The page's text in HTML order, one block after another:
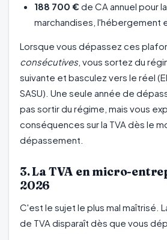
188 700 €de CA annuel pour
marchandises, l'hébergement
Lorsque vous dépassez ces
consécutives, vous sortez du
suivante et basculez vers le réel (EI
SASU). Une seule année de
pas sortir du régime, mais vous
conséquences sur la TVA dès le
dépassement.
3. La TVA en micro-
2026
C'est le sujet le plus mal maîtrisé.
de TVA disparaît dès que vous